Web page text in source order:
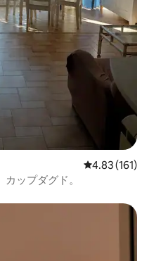
レビュー161
4.83 (161)
ップダグド。